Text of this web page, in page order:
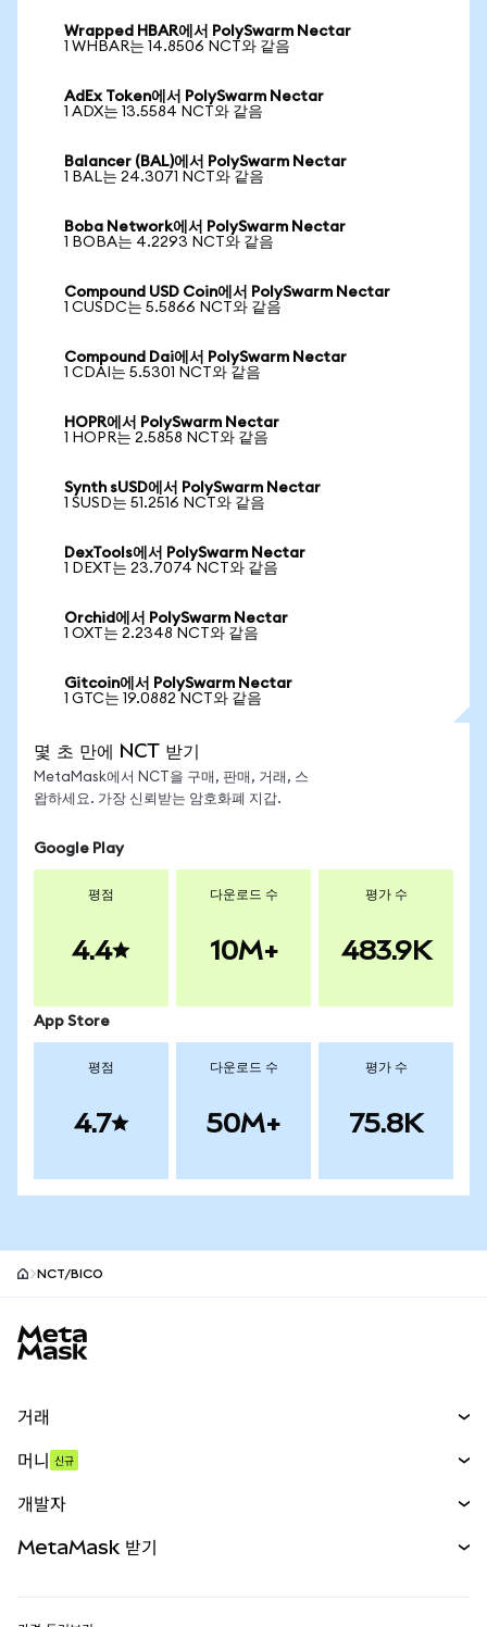
Wrapped HBAR에서 PolySwarm Nectar
1 WHBAR는 14.8506 NCT와 같음
AdEx Token에서 PolySwarm Nectar
1 ADX는 13.5584 NCT와 같음
Balancer (BAL)에서 PolySwarm Nectar
1 BAL는 24.3071 NCT와 같음
Boba Network에서 PolySwarm Nectar
1 BOBA는 4.2293 NCT와 같음
Compound USD Coin에서 PolySwarm Nectar
1 CUSDC는 5.5866 NCT와 같음
Compound Dai에서 PolySwarm Nectar
1 CDAI는 5.5301 NCT와 같음
HOPR에서 PolySwarm Nectar
1 HOPR는 2.5858 NCT와 같음
Synth sUSD에서 PolySwarm Nectar
1 SUSD는 51.2516 NCT와 같음
DexTools에서 PolySwarm Nectar
1 DEXT는 23.7074 NCT와 같음
Orchid에서 PolySwarm Nectar
1 OXT는 2.2348 NCT와 같음
Gitcoin에서 PolySwarm Nectar
1 GTC는 19.0882 NCT와 같음
몇 초 만에 NCT 받기
MetaMask에서 NCT을 구매, 판매, 거래, 스
왑하세요. 가장 신뢰받는 암호화폐 지갑.
Google Play
평점
4.4
다운로드 수
10M+
평가 수
483.9K
App Store
평점
4.7
다운로드 수
50M+
평가 수
75.8K
NCT/BICO
거래
무기한 선물
실물자산
머니 신규
개발자
MetaMask 받기